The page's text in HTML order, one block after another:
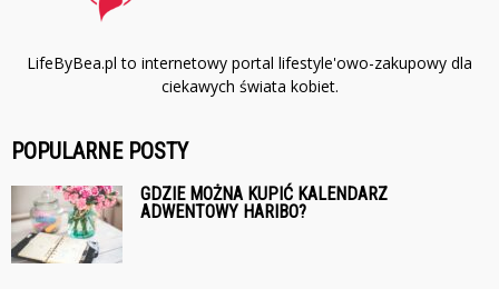
LifeByBea.pl to internetowy portal lifestyle'owo-zakupowy dla
ciekawych świata kobiet.
POPULARNE POSTY
GDZIE MOŻNA KUPIĆ KALENDARZ
ADWENTOWY HARIBO?